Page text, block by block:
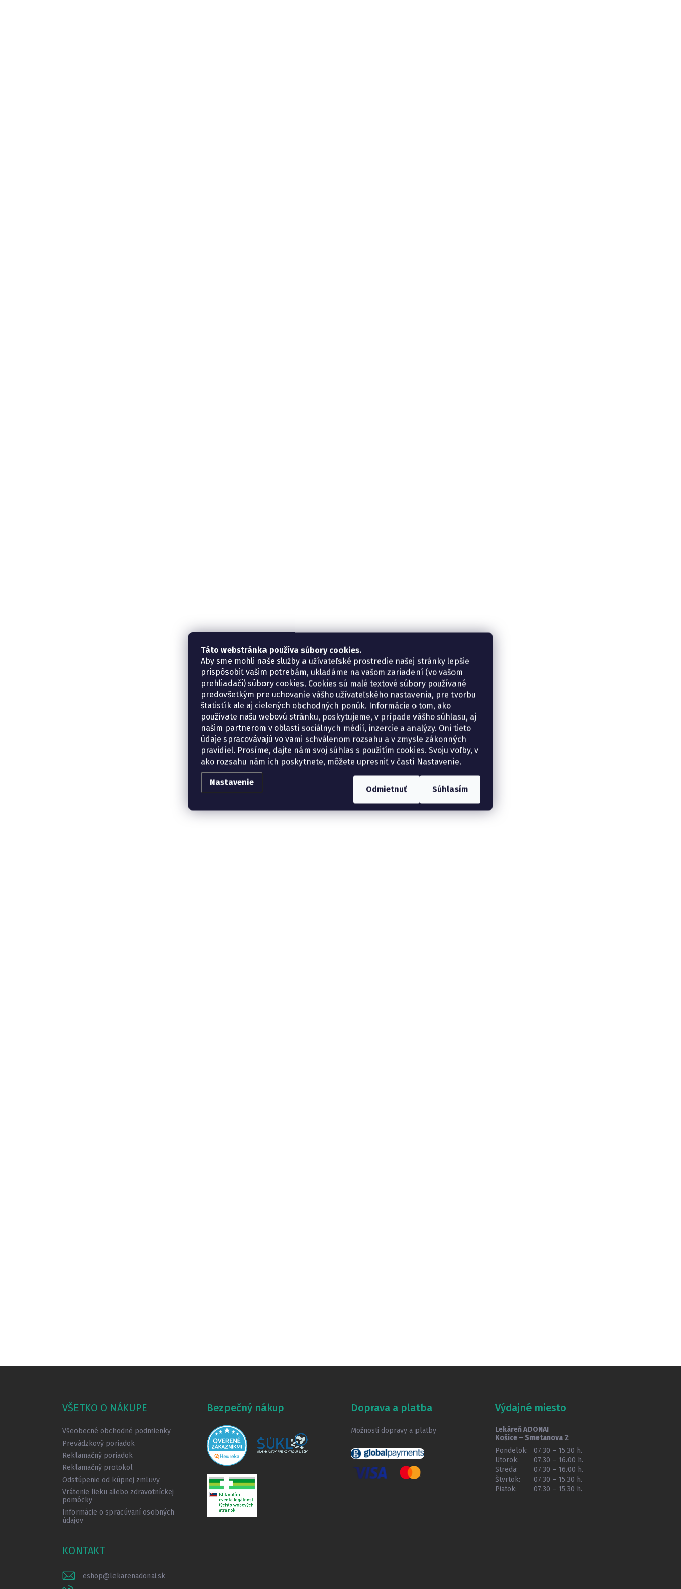
Táto webstránka používa súbory cookies.
Aby sme mohli naše služby a užívateľské prostredie našej stránky lepšie
prispôsobiť vašim potrebám, ukladáme na vašom zariadení (vo vašom
prehliadači) súbory cookies. Cookies sú malé textové súbory používané
predovšetkým pre uchovanie vášho užívateľského nastavenia, pre tvorbu
štatistík ale aj cielených obchodných ponúk. Informácie o tom, ako
používate našu webovú stránku, poskytujeme, v prípade vášho súhlasu, aj
našim partnerom v oblasti sociálnych médií, inzercie a analýzy. Oni tieto
údaje spracovávajú vo vami schválenom rozsahu a v zmysle zákonných
pravidiel. Prosíme, dajte nám svoj súhlas s použitím cookies. Svoju voľby, v
ako rozsahu nám ich poskytnete, môžete upresniť v časti Nastavenie.
Nastavenie
Odmietnuť Súhlasím
VŠETKO O NÁKUPE
Všeobecné obchodné podmienky
Prevádzkový poriadok
Reklamačný poriadok
Reklamačný protokol
Odstúpenie od kúpnej zmluvy
Vrátenie lieku alebo zdravotníckej
pomôcky
Informácie o spracúvaní osobných
údajov
Bezpečný nákup Doprava a platba
Možnosti dopravy a platby
Výdajné miesto
Lekáreň ADONAI
Košice – Smetanova 2
Pondelok:
07.30 – 15.30 h.
Utorok:
07.30 – 16.00 h.
Streda:
07.30 – 16.00 h.
Štvrtok:
07.30 – 15.30 h.
Piatok:
07.30 – 15.30 h.
KONTAKT
eshop@lekarenadonai.sk